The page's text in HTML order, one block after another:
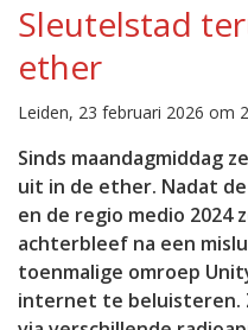
Sleutelstad
ether
Leiden, 23 februari 2026 om
Sinds maandagmiddag
uit in de ether. Nadat
en de regio medio 2024
achterbleef na een
toenmalige omroep
internet te beluisteren.